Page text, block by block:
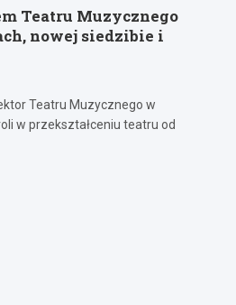
Teatru Muzycznego
nowej siedzibie i
Teatru Muzycznego w
w przekształceniu teatru od